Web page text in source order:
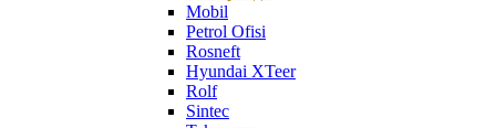
Mobil
Petrol Ofisi
Rosneft
Hyundai XTeer
Rolf
Sintec